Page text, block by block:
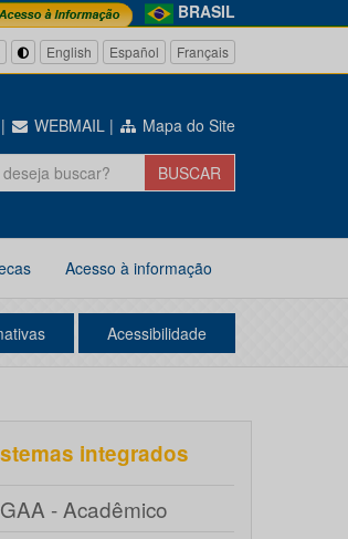
BRASIL
English Español Français
| WEBMAIL | Mapa do Site
Acesso à informação
Acessibilidade
integrados
- Acadêmico